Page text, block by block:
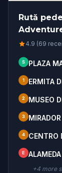
Rută
4.9 (69
S PLAZA
1 ERMITA
2 MUSEO
3
4 CENTRO
E
+4 more